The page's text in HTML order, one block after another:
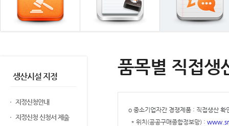
생산시설 지정
지정신청안내
지정신청 신청서 제출
품목별 직접생
o 중소기업자간 경쟁제품 : 직접생산 확
* 위치(공공구매종합정보망) :